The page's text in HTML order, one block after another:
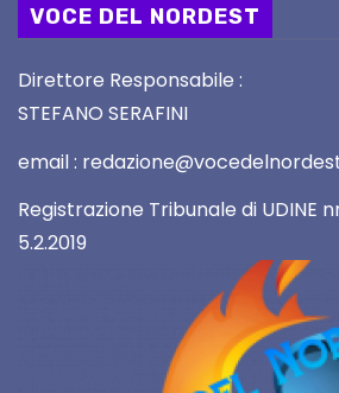
VOCE DEL NORDEST
Direttore Responsabile :
STEFANO SERAFINI
email :
Registrazione Tribunale di UDINE
5.2.2019